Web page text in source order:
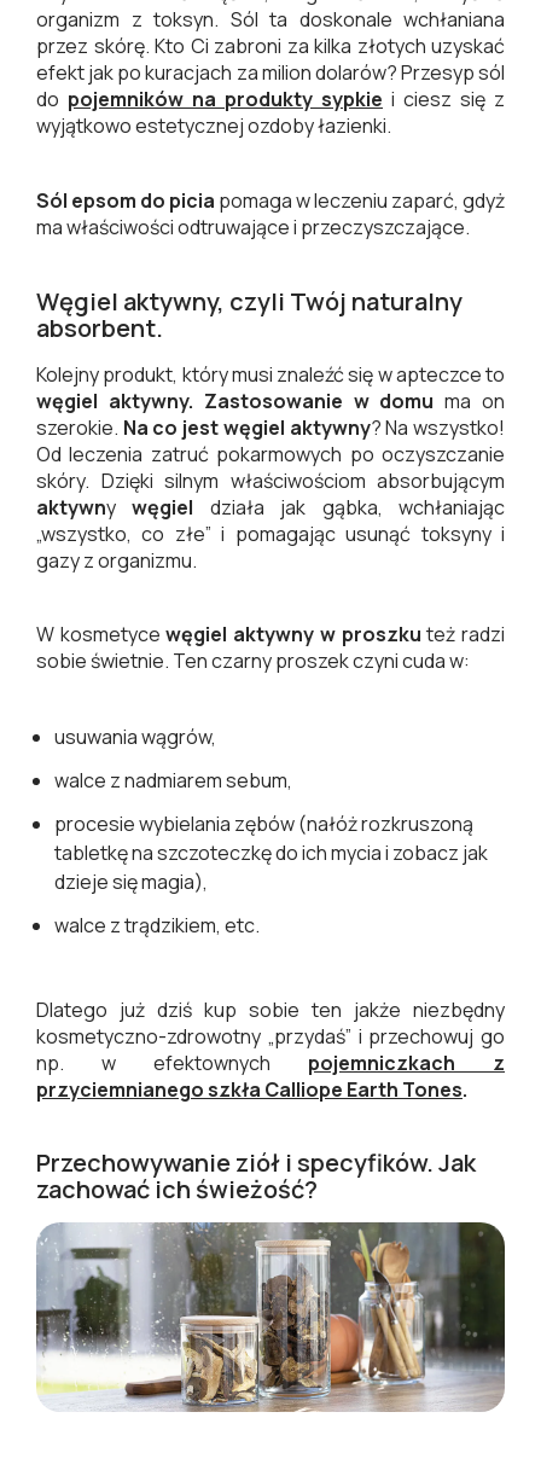
organizm z toksyn. Sól ta doskonale wchłaniana
przez skórę. Kto Ci zabroni za kilka złotych uzyskać
efekt jak po kuracjach za milion dolarów? Przesyp sól
do pojemników na produkty sypkie i ciesz się z
wyjątkowo estetycznej ozdoby łazienki.
Sól epsom do picia pomaga w leczeniu zaparć, gdyż
ma właściwości odtruwające i przeczyszczające.
Węgiel aktywny, czyli Twój naturalny
absorbent.
Kolejny produkt, który musi znaleźć się w apteczce to
węgiel aktywny. Zastosowanie w domuma on
szerokie. Na co jest węgiel aktywny? Na wszystko!
Od leczenia zatruć pokarmowych po oczyszczanie
skóry. Dzięki silnym właściwościom absorbującym
aktywnywęgiel działa jak gąbka, wchłaniając
„wszystko, co złe” i pomagając usunąć toksyny i
gazy z organizmu.
W kosmetycewęgiel aktywny w proszku też radzi
sobie świetnie. Ten czarny proszek czyni cuda w:
usuwania wągrów,
walce z nadmiarem sebum,
procesie wybielania zębów (nałóż rozkruszoną
tabletkę na szczoteczkę do ich mycia i zobacz jak
dzieje się magia),
walce z trądzikiem, etc.
Dlatego już dziś kup sobie ten jakże niezbędny
kosmetyczno-zdrowotny „przydaś” i przechowuj go
np. w efektownych pojemniczkach z
przyciemnianego szkła Calliope Earth Tones.
Przechowywanie ziół i specyfików. Jak
zachować ich świeżość?